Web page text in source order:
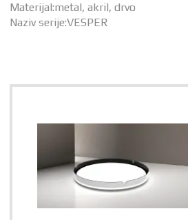
Materijal:metal, akril, drvo
Naziv serije:VESPER